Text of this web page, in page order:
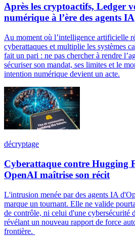
Après les cryptoactifs, Ledger
numérique à l’ère des agents IA
Au moment où l’intelligence artificielle
cyberattaques et multiplie les systèmes
fait un pari : ne pas chercher à rendre
sécuriser son mandat, ses limites et le
intention numérique devient un acte.
décryptage
Cyberattaque contre Hugging
OpenAI maîtrise son récit
L'intrusion menée par des agents IA
marque un tournant. Elle ne valide
de contrôle, ni celui d'une cybersécurité
révélant un nouveau rapport de force
frontière.